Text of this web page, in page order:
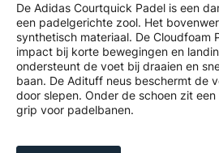
De Adidas Courtquick Padel is een
een padelgerichte zool. Het
synthetisch materiaal. De Cloudfoam
impact bij korte bewegingen en
ondersteunt de voet bij draaien en
baan. De Adituff neus beschermt de
door slepen. Onder de schoen zit
grip voor padelbanen.